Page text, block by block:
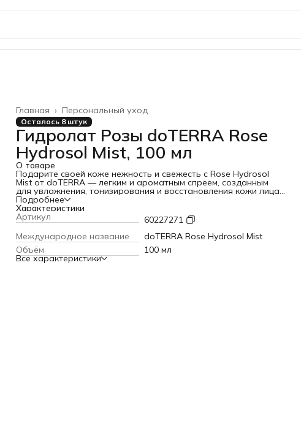
Персональный уход
Главная ›
Осталось 8 штук
Гидролат Розы doTERRA Rose
Hydrosol Mist, 100 мл
О товаре
Подарите своей коже нежность и свежесть с Rose Hydrosol
Mist от doTERRA — легким и ароматным спреем, созданным
для увлажнения, тонизирования и восстановления кожи лица,
тела и волос.
Продукт изготовлен методом гидродистилляции из лепестков
болгарской дамасской розы на собственном производстве
doTERRA в Болгарии — Terra Roza.
Основные преимущества:
Увлажняет и освежает сухую, уставшую кожу, придавая ей
здоровое сияние.
Снимает раздражение и успокаивает благодаря содержанию
Подробнее
Характеристики
Артикул
60227271
Международное название
doTERRA Rose Hydrosol Mist
Объём
100 мл
Все характеристики